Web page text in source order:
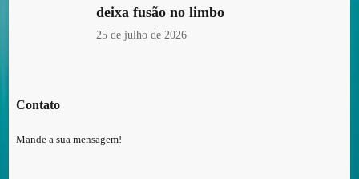
deixa fusão no limbo
25 de julho de 2026
Contato
Mande a sua mensagem!